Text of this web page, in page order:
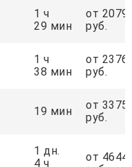
1 ч
29 мин
от 2079
руб.
1 ч
38 мин
от 2376
руб.
19 мин
от 3375
руб.
1 дн.
4 ч
от